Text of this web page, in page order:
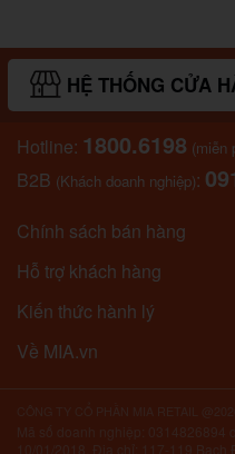
HỆ THỐNG CỬA
Hotline: 1800.6198 (miễn
B2B (Khách doanh nghiệp):
Chính sách bán hàng
Hỗ trợ khách hàng
Kiến thức hành lý
Về MIA.vn
10/01/2018. Địa chỉ: 117-119 Bạch